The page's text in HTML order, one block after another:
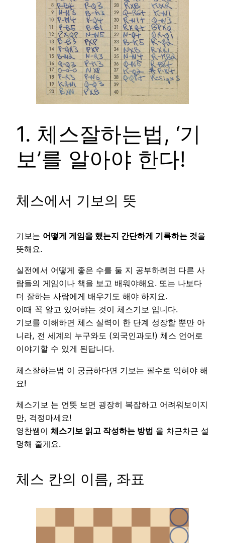
1. 체스잘하는법, ‘기
보’를 알아야 한다!
체스에서 기보의 뜻
기보는 어떻게 게임을 했는지 간단하게 기록하는 것을
뜻해요.
실전에서 어떻게 좋은 수를 둘 지 공부하려면 다른 사
람들의 게임이나 책을 보고 배워야해요. 또는 나보다
더 잘하는 사람에게 배우기도 해야 하지요.
이때 꼭 알고 있어햐는 것이 체스기보 입니다.
기보를 이해하면 체스 실력이 한 단계 성장할 뿐만 아
니라, 전 세계의 누구와도 (외국인과도!) 체스 언어로
이야기할 수 있게 된답니다.
체스잘하는법 이 궁금하다면 기보는 필수로 익혀야 해
요!
체스기보 는 언뜻 보면 굉장히 복잡하고 어려워보이지
만, 걱정마세요!
영찬쌤이 체스기보 읽고 작성하는 방법 을 차근차근 설
명해 줄게요.
체스 칸의 이름, 좌표